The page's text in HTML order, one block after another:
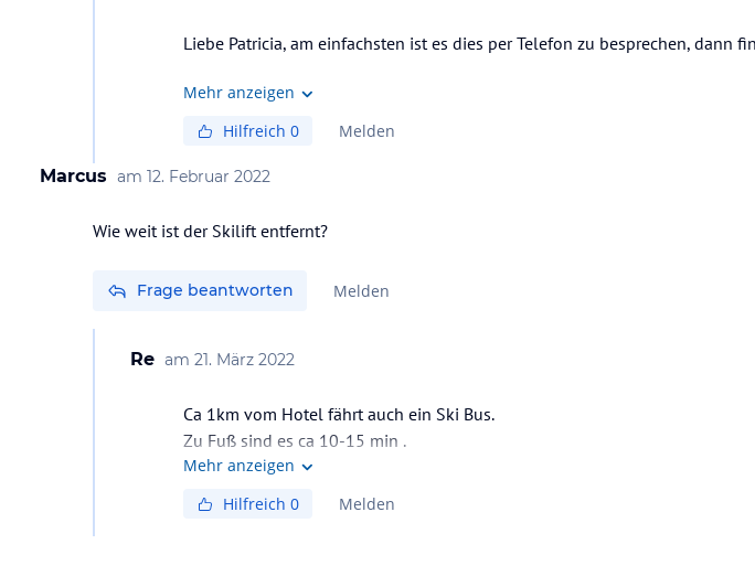
Liebe Patricia, am einfachsten ist es dies per Telefon zu besprechen, dann
Mehr anzeigen
Hilfreich 0 Melden
Marcus am 12. Februar 2022
Wie weit ist der Skilift entfernt?
Frage beantworten Melden
Re am 21. März 2022
Ca 1km vom Hotel fährt auch ein Ski Bus.
Zu Fuß sind es ca 10-15 min .
Mehr anzeigen
Hilfreich 0 Melden